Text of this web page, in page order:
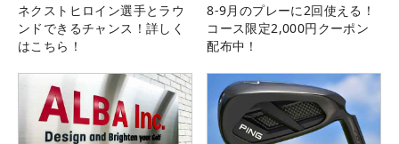
ネクストヒロイン選手とラウ
ンドできるチャンス！詳しく
はこちら！
8-9月のプレーに2回使える！
コース限定2,000円クーポン
配布中！